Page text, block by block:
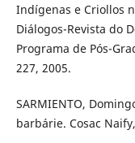
Indígenas e Criollos
Diálogos-Revista do
Programa de Pós-
227, 2005.
SARMIENTO,
barbárie. Cosac